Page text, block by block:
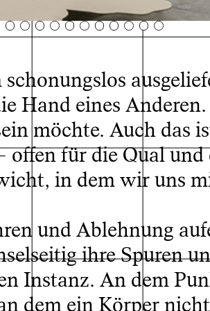
© David
Hand eines
möchte. Auch das
für die Qual und
in dem wir uns
und Ablehnung
ihre Spuren
Instanz. An dem
dem ein Körper